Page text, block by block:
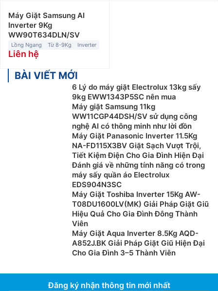
Máy Giặt Samsung AI
Inverter 9Kg
WW90T634DLN/SV
Lồng Ngang Từ 8-9Kg Inverter
Liên hệ
BÀI VIẾT MỚI
6 Lý do máy giặt Electrolux 13kg sấy
9kg EWW1343P5SC nên mua
Máy giặt Samsung 11kg
WW11CGP44DSH/SV sử dụng công
nghệ AI có thông minh như lời đồn
Máy Giặt Panasonic Inverter 11.5Kg
NA-FD115X3BV Giặt Sạch Vượt Trội,
Tiết Kiệm Điện Cho Gia Đình Hiện Đại
Đánh giá về những tính năng có trong
máy sấy quần áo Electrolux
EDS904N3SC
Máy Giặt Toshiba Inverter 15Kg AW-
T08DU1600LV(MK) Giải Pháp Giặt Giũ
Hiệu Quả Cho Gia Đình Đông Thành
Viên
Máy Giặt Aqua Inverter 8.5Kg AQD-
A852J.BK Giải Pháp Giặt Giũ Hiện Đại
Cho Gia Đình 3–5 Thành Viên
Đăng ký nhận thông tin mới nhất